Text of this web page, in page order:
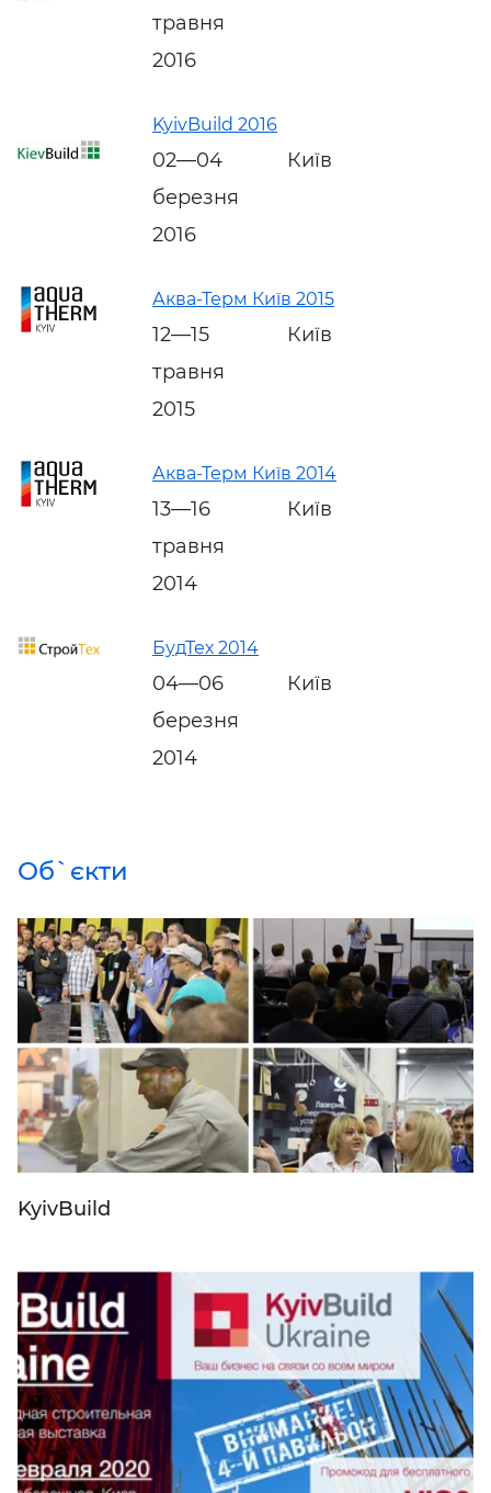
травня
2016
KyivBuild 2016
02—04
березня
2016
Київ
Аква-Терм Київ 2015
12—15
травня
2015
Київ
Аква-Терм Київ 2014
13—16
травня
2014
Київ
БудТех 2014
04—06
березня
2014
Київ
Об`єкти
KyivBuild